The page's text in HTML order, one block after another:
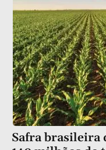
Safra brasileira